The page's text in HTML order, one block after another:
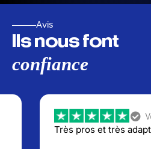
Avis
Ils nous font
confiance
Vérifié
Très pros et très adaptables